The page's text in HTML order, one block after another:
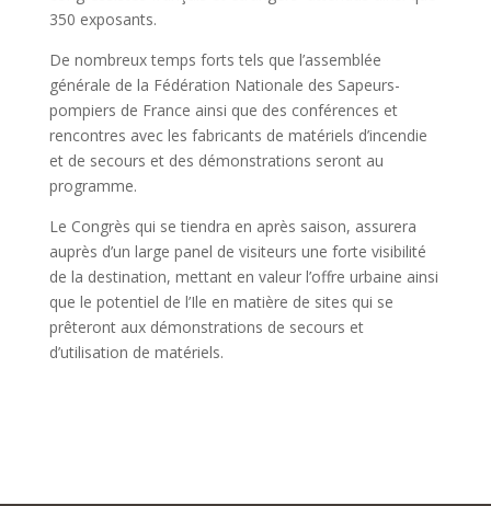
350 exposants.
De nombreux temps forts tels que l’assemblée
générale de la Fédération Nationale des Sapeurs-
pompiers de France ainsi que des conférences et
rencontres avec les fabricants de matériels d’incendie
et de secours et des démonstrations seront au
programme.
Le Congrès qui se tiendra en après saison, assurera
auprès d’un large panel de visiteurs une forte visibilité
de la destination, mettant en valeur l’offre urbaine ainsi
que le potentiel de l’Ile en matière de sites qui se
prêteront aux démonstrations de secours et
d’utilisation de matériels.